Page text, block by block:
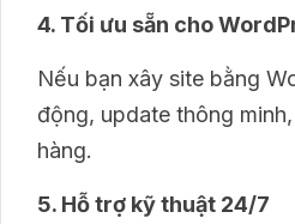
4. Tối ưu sẵn cho
Nếu bạn xây site bằng
động, update thông
hàng.
5. Hỗ trợ kỹ thuật 24/7